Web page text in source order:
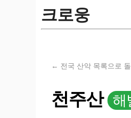
크로웅
← 전국 산악 목록으로
천주산 해